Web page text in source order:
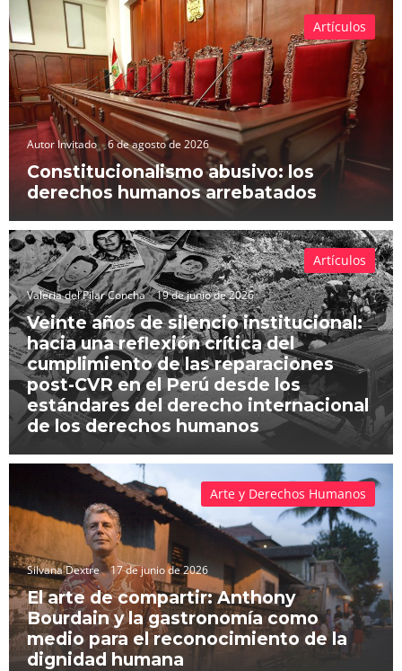
Autor Invitado 6 de agosto de 2026
Constitucionalismo abusivo: los
derechos humanos arrebatados
Artículos
Valeria del Pilar Concha 19 de junio de 2026
Veinte años de silencio institucional:
hacia una reflexión crítica del
cumplimiento de las reparaciones
post-CVR en el Perú desde los
estándares del derecho internacional
de los derechos humanos
Artículos
Silvana Dextre 17 de junio de 2026
El arte de compartir: Anthony
Bourdain y la gastronomía como
medio para el reconocimiento de la
dignidad humana
Arte y Derechos Humanos